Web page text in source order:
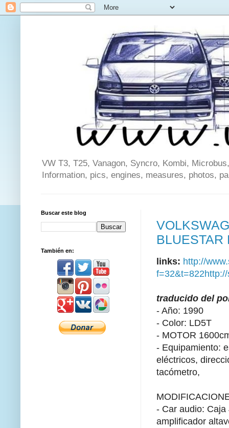
VW T3, T25, Vanagon, Syncro, Kombi,
Information, pics, engines, measures, photos,
BLUESTAR
links: http://
f=32&t=822
traducido del
- Año: 1990
- Color: LD5T
- MOTOR
- Equipamiento:
eléctricos,
tacómetro,
- Car audio: Caja
amplificador
Buscar este blog
También en: